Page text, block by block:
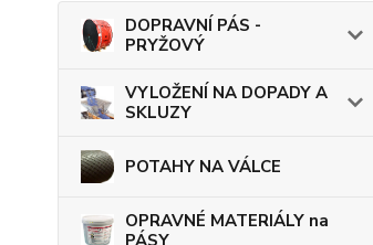
DOPRAVNÍ PÁS -
PRYŽOVÝ
VYLOŽENÍ NA DOPADY A
SKLUZY
POTAHY NA VÁLCE
OPRAVNÉ MATERIÁLY na
PÁSY